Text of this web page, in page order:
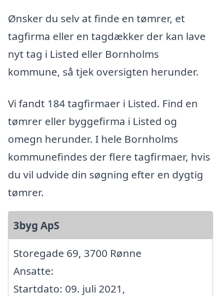
Ønsker du selv at finde en tømrer, et
tagfirma eller en tagdækker der kan lave
nyt tag i Listed eller Bornholms
kommune, så tjek oversigten herunder.
Vi fandt 184 tagfirmaer i Listed. Find en
tømrer eller byggefirma i Listed og
omegn herunder. I hele Bornholms
kommunefindes der flere tagfirmaer, hvis
du vil udvide din søgning efter en dygtig
tømrer.
3byg ApS
Storegade 69, 3700 Rønne
Ansatte:
Startdato: 09. juli 2021,